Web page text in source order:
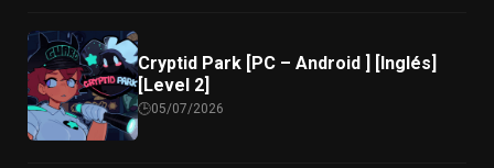
Cryptid Park [PC – Android ] [Inglés]
[Level 2]
05/07/2026